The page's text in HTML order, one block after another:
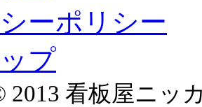
ーポリシー
プ
2013 看板屋ニッ